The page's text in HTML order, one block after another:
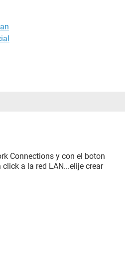
Connections y con el boton
a la red LAN...elije crear